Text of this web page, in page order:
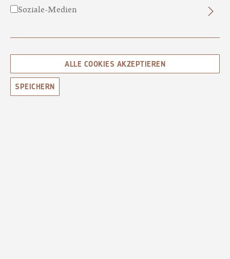
AMOUR N°62
Soziale-Medien
ALLE COOKIES AKZEPTIEREN
SPEICHERN